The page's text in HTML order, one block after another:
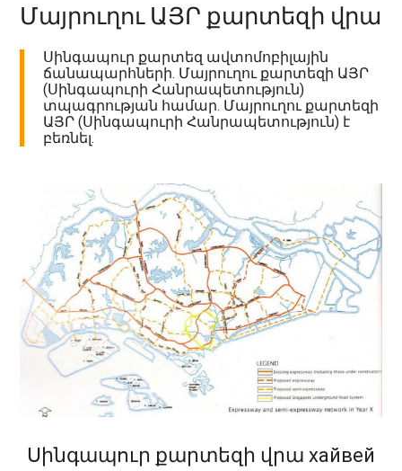
Մայրուղու ԱՅՐ քարտեզի վրա
Սինգապուր քարտեզ ավտոմոբիլային
ճանապարհների. Մայրուղու քարտեզի ԱՅՐ
(Սինգապուրի Հանրապետություն)
տպագրության համար. Մայրուղու քարտեզի
ԱՅՐ (Սինգապուրի Հանրապետություն) է
բեռնել.
Սինգապուր քարտեզի վրա хайвей